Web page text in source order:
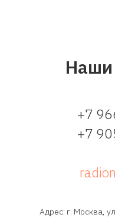
Наши
+7
+7
Адрес: г. Москва,